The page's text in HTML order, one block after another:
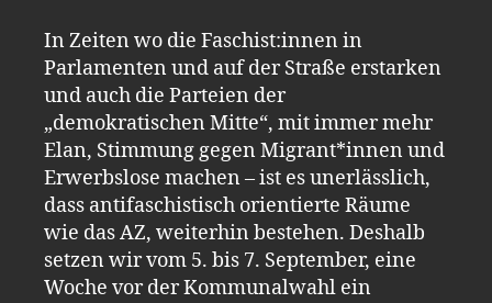
In Zeiten wo die Faschist:innen in
Parlamenten und auf der Straße erstarken
und auch die Parteien der
„demokratischen Mitte“, mit immer mehr
Elan, Stimmung gegen Migrant*innen und
Erwerbslose machen – ist es unerlässlich,
dass antifaschistisch orientierte Räume
wie das AZ, weiterhin bestehen. Deshalb
setzen wir vom 5. bis 7. September, eine
Woche vor der Kommunalwahl ein